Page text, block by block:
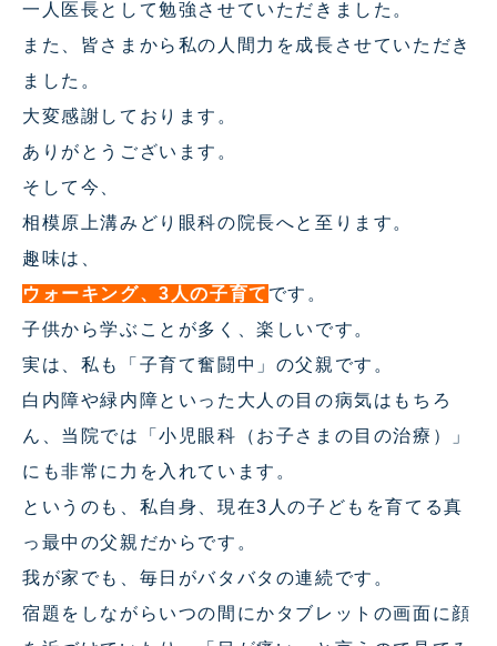
一人医長として勉強させていただきました。
また、皆さまから私の人間力を成長させていただき
ました。
大変感謝しております。
ありがとうございます。
そして今、
相模原上溝みどり眼科の院長へと至ります。
趣味は、
ウォーキング、3人の子育て です。
子供から学ぶことが多く、楽しいです。
実は、私も「子育て奮闘中」の父親です。
白内障や緑内障といった大人の目の病気はもちろ
ん、当院では「小児眼科（お子さまの目の治療）」
にも非常に力を入れています。
というのも、私自身、現在3人の子どもを育てる真
っ最中の父親だからです。
我が家でも、毎日がバタバタの連続です。
宿題をしながらいつの間にかタブレットの画面に顔